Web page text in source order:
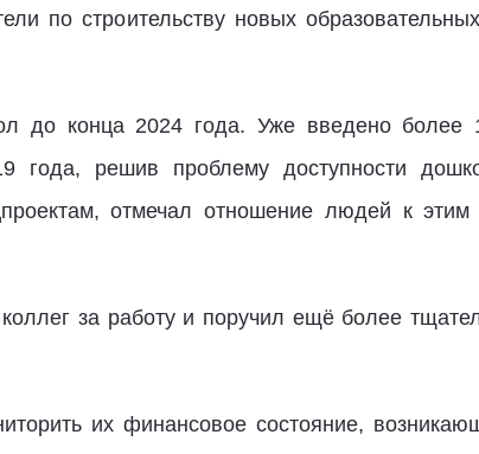
по строительству новых
до конца 2024 года. Уже введено более
года, решив проблему доступности
отмечал отношение людей к
за работу и поручил ещё более
их финансовое состояние,